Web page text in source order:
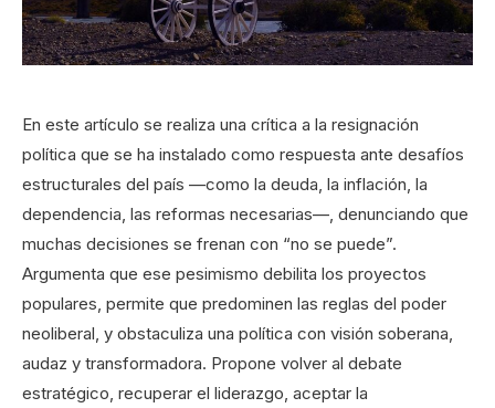
En este artículo se realiza una crítica a la resignación
política que se ha instalado como respuesta ante desafíos
estructurales del país —como la deuda, la inflación, la
dependencia, las reformas necesarias—, denunciando que
muchas decisiones se frenan con “no se puede”.
Argumenta que ese pesimismo debilita los proyectos
populares, permite que predominen las reglas del poder
neoliberal, y obstaculiza una política con visión soberana,
audaz y transformadora. Propone volver al debate
estratégico, recuperar el liderazgo, aceptar la